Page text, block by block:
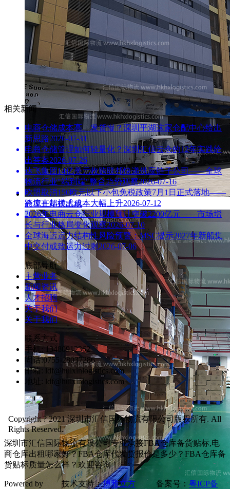
仓库一站式出租
相关新闻
电商仓储成本高、发货慢？深圳平湖这家仓配中心给出
新思路2026-07-31
电商仓储管理如何轻量化？深圳汇信云仓的12年实践给
出答案2026-07-26
达飞集团14亿美元收购联邦快递供应链子公司——全球
物流行业"端到端"整合趋势观察2026-07-16
欧盟取消150欧元以下小包免税政策7月1日正式落地——
跨境直邮模式成本大幅上升2026-07-12
2026年电商云仓行业规模预计突破2200亿元——市场增
长与行业格局变化观察2026-07-10
全球海运运力结构性风险预警：MSC提示2027年新船集
中交付或致运力过剩2026-07-06
底部导航
主营业务
新闻资讯
人才招聘
关于我们
关于我们
联系方式
手机: 13480912362
固话:0755-28037286
邮箱: ldf@huixinlogistics.com
地址: ldf@huixinlogistics.com
Copyright ? 2021 深圳市汇信国际物流有限公司版权所有. All
Rights Reserved.
深圳市汇信国际物流有限公司专业承接FBA仓库备货贴标,电
商仓库出租哪家好？FBA仓库代发货报价是多少？FBA仓库备
货贴标质量怎么样？欢迎咨询！
Powered by 技术支持：博雅立方 备案号： 粤ICP备